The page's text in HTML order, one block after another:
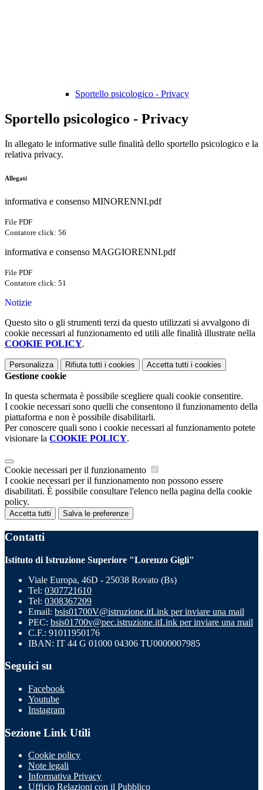
Sportello psicologico - Privacy
Sportello psicologico - Privacy
In allegato le informative sulle finalità dello sportello psicologico e la
relativa privacy.
Allegati
informativa e consenso MINORENNI.pdf
File PDF
Contatore click: 56
informativa e consenso MAGGIORENNI.pdf
File PDF
Contatore click: 51
Notizie
Questo sito o gli strumenti terzi da questo utilizzati si avvalgono di
cookie necessari al funzionamento ed utili alle finalità illustrate nella
COOKIE POLICY.
Personalizza Rifiuta tutti i cookies Accetta tutti i cookies
Gestione cookie
In questa schermata è possibile scegliere quali cookie consentire.
I cookie necessari sono quelli che consentono il funzionamento della
piattaforma e non è possibile disabilitarli.
Per conoscere quali sono i cookie necessari al funzionamento potete
visionare la COOKIE POLICY.
Cookie necessari per il funzionamento
I cookie necessari per il funzionamento non possono essere
disabilitati. È possibile consultare l'elenco nella pagina della cookie
policy.
Accetta tutti Salva le preferenze
Contatti
Istituto di Istruzione Superiore "Lorenzo Gigli"
Viale Europa, 46D - 25038 Rovato (Bs)
Tel: 0307721610
Tel: 0308367209
Email: bsis01700V@istruzione.itLink per inviare una mail
PEC: bsis01700v@pec.istruzione.itLink per inviare una mail
C.F.: 91011950176
IBAN: IT 44 G 01000 04306 TU0000007985
Seguici su
Facebook
Youtube
Instagram
Sezione Link Utili
Cookie policy
Note legali
Informativa Privacy
Ufficio Relazioni con il Pubblico